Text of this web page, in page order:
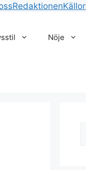
RedaktionenKällor
Nöje